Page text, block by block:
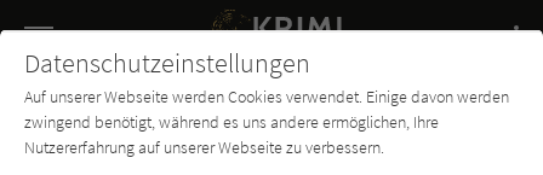
SUCHE
Buch-
Entdecker
Forum Charts
Datenschutzeinstellungen
Auf unserer Webseite werden Cookies verwendet. Einige davon werden
zwingend benötigt, während es uns andere ermöglichen, Ihre
Nutzererfahrung auf unserer Webseite zu verbessern.